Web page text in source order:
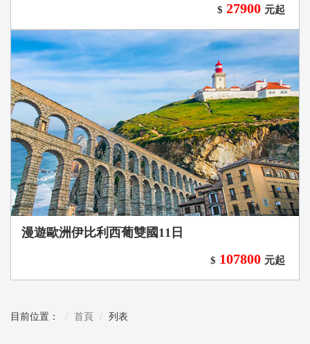
$ 27900 元起
漫遊歐洲伊比利西葡雙國11日
$ 107800 元起
目前位置： 首頁 列表